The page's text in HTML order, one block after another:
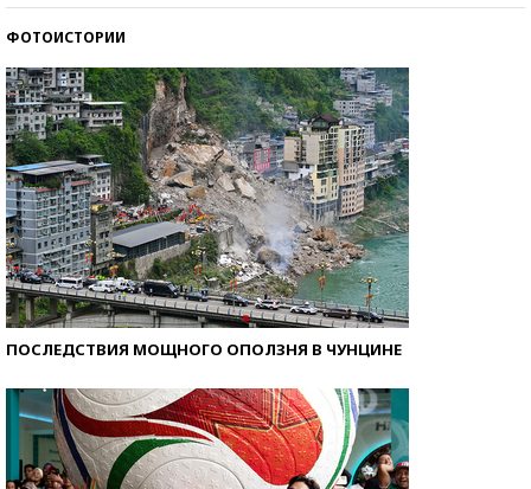
ФОТОИСТОРИИ
ПОСЛЕДСТВИЯ МОЩНОГО ОПОЛЗНЯ В ЧУНЦИНЕ